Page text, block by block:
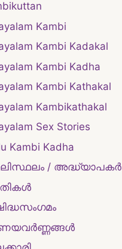
Kambi
Kambi Kadakal
Kambi Kadha
Kambi Kathakal
Kambikathakal
Sex Stories
Kambi Kadha
/ അദ്ധ്യാപകർ